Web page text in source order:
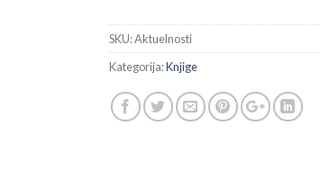
SKU:Aktuelnosti
Kategorija:Knjige